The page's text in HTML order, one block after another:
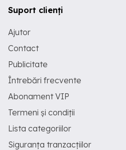
Suport clienți
Ajutor
Contact
Publicitate
Întrebări frecvente
Abonament VIP
Termeni și condiții
Lista categoriilor
Siguranța tranzacțiilor